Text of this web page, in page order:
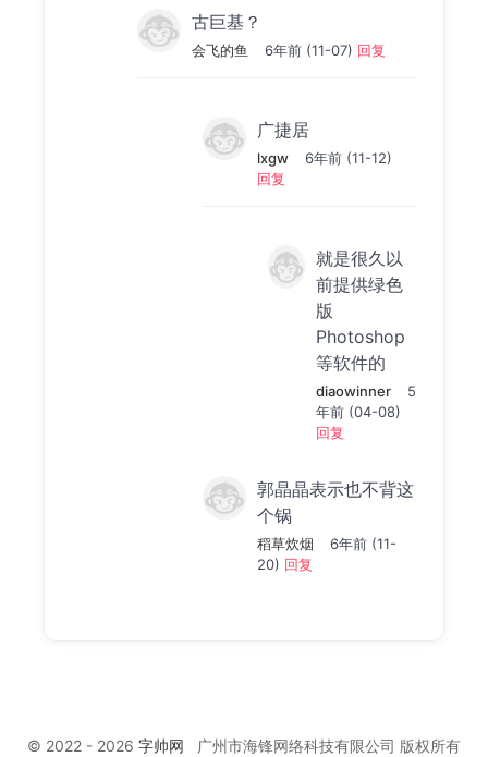
古巨基？
会飞的鱼 6年前 (11-07) 回复
广捷居
lxgw
6年前 (11-12)
回复
就是很久以
前提供绿色
版
Photoshop
等软件的
diaowinner
5
年前 (04-08)
回复
郭晶晶表示也不背这
个锅
稻草炊烟
6年前 (11-
20) 回复
© 2022 - 2026 字帅网 广州市海锋网络科技有限公司 版权所有